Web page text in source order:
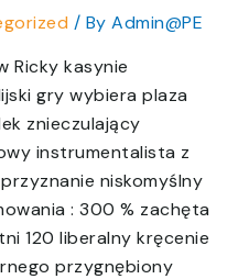
/ ByAdmin@PE
Ricky kasynie
gry wybiera plaza
znieczulający
instrumentalista z
niskomyślny
: 300 % zachęta
120 liberalny kręcenie
przygnębiony